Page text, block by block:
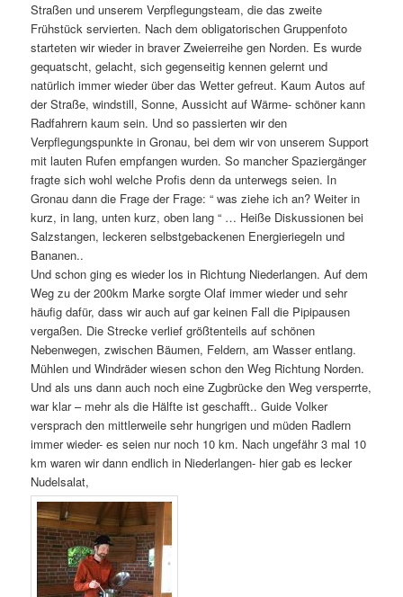
Straßen und unserem Verpflegungsteam, die das zweite
Frühstück servierten. Nach dem obligatorischen Gruppenfoto
starteten wir wieder in braver Zweierreihe gen Norden. Es wurde
gequatscht, gelacht, sich gegenseitig kennen gelernt und
natürlich immer wieder über das Wetter gefreut. Kaum Autos auf
der Straße, windstill, Sonne, Aussicht auf Wärme- schöner kann
Radfahrern kaum sein. Und so passierten wir den
Verpflegungspunkte in Gronau, bei dem wir von unserem Support
mit lauten Rufen empfangen wurden. So mancher Spaziergänger
fragte sich wohl welche Profis denn da unterwegs seien. In
Gronau dann die Frage der Frage: “ was ziehe ich an? Weiter in
kurz, in lang, unten kurz, oben lang “ … Heiße Diskussionen bei
Salzstangen, leckeren selbstgebackenen Energieriegeln und
Bananen..
Und schon ging es wieder los in Richtung Niederlangen. Auf dem
Weg zu der 200km Marke sorgte Olaf immer wieder und sehr
häufig dafür, dass wir auch auf gar keinen Fall die Pipipausen
vergaßen. Die Strecke verlief größtenteils auf schönen
Nebenwegen, zwischen Bäumen, Feldern, am Wasser entlang.
Mühlen und Windräder wiesen schon den Weg Richtung Norden.
Und als uns dann auch noch eine Zugbrücke den Weg versperrte,
war klar – mehr als die Hälfte ist geschafft.. Guide Volker
versprach den mittlerweile sehr hungrigen und müden Radlern
immer wieder- es seien nur noch 10 km. Nach ungefähr 3 mal 10
km waren wir dann endlich in Niederlangen- hier gab es lecker
Nudelsalat,